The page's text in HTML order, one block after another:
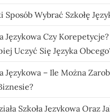
Sposób Wybrać Szkołę
Językowa Czy Korepetycje?
Uczyć Się Języka
Językowa – Ile Można
Szkoła Językowa Oraz